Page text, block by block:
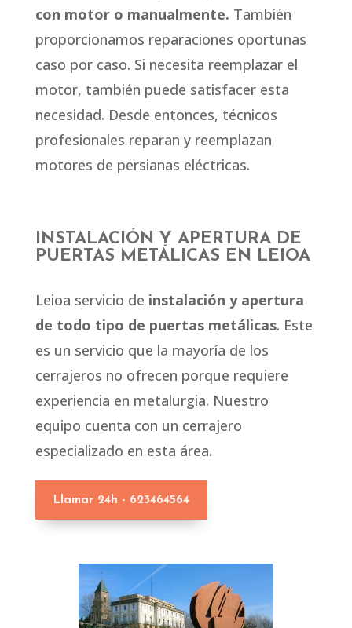
con motor o manualmente. También
proporcionamos reparaciones oportunas
caso por caso. Si necesita reemplazar el
motor, también puede satisfacer esta
necesidad. Desde entonces, técnicos
profesionales reparan y reemplazan
motores de persianas eléctricas.
INSTALACIÓN Y APERTURA DE
PUERTAS METÁLICAS EN LEIOA
Leioa servicio de instalación y apertura
de todo tipo de puertas metálicas. Este
es un servicio que la mayoría de los
cerrajeros no ofrecen porque requiere
experiencia en metalurgia. Nuestro
equipo cuenta con un cerrajero
especializado en esta área.
Llamar 24h - 623464564